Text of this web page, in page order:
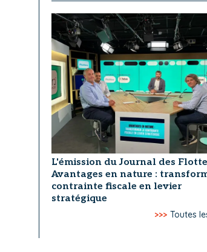
L'émission du Journal des
Avantages en nature :
contrainte fiscale en levier
stratégique
>>> Toutes